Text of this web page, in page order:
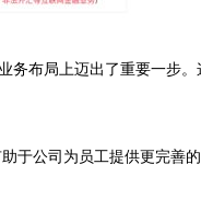
布局上迈出了重要一步
于公司为员工提供更完善